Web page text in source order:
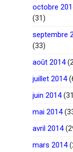
octobre
(31)
septembre
(33)
août 2014
juillet 2014
juin 2014
mai 2014
avril 2014
mars 2014